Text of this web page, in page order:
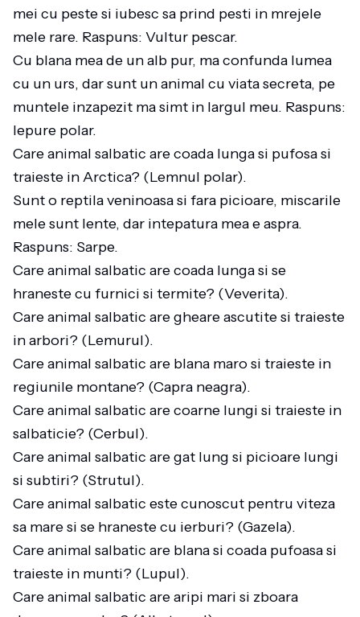
mei cu peste si iubesc sa prind pesti in mrejele
mele rare. Raspuns: Vultur pescar.
Cu blana mea de un alb pur, ma confunda lumea
cu un urs, dar sunt un animal cu viata secreta, pe
muntele inzapezit ma simt in largul meu. Raspuns:
Iepure polar.
Care animal salbatic are coada lunga si pufosa si
traieste in Arctica? (Lemnul polar).
Sunt o reptila veninoasa si fara picioare, miscarile
mele sunt lente, dar intepatura mea e aspra.
Raspuns: Sarpe.
Care animal salbatic are coada lunga si se
hraneste cu furnici si termite? (Veverita).
Care animal salbatic are gheare ascutite si traieste
in arbori? (Lemurul).
Care animal salbatic are blana maro si traieste in
regiunile montane? (Capra neagra).
Care animal salbatic are coarne lungi si traieste in
salbaticie? (Cerbul).
Care animal salbatic are gat lung si picioare lungi
si subtiri? (Strutul).
Care animal salbatic este cunoscut pentru viteza
sa mare si se hraneste cu ierburi? (Gazela).
Care animal salbatic are blana si coada pufoasa si
traieste in munti? (Lupul).
Care animal salbatic are aripi mari si zboara